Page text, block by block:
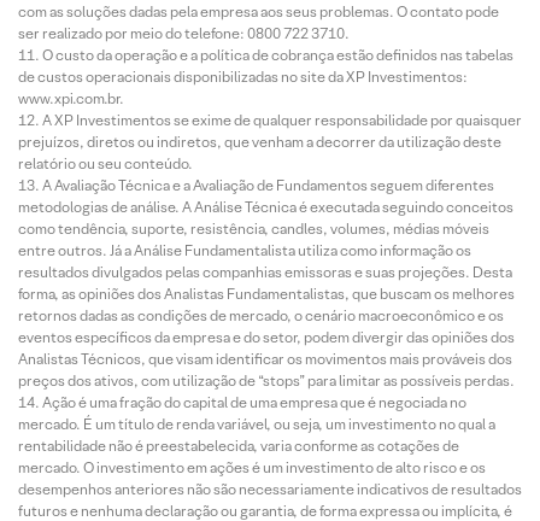
com as soluções dadas pela empresa aos seus problemas. O contato pode
ser realizado por meio do telefone: 0800 722 3710.
O custo da operação e a política de cobrança estão definidos nas tabelas
de custos operacionais disponibilizadas no site da XP Investimentos:
www.xpi.com.br.
A XP Investimentos se exime de qualquer responsabilidade por quaisquer
prejuízos, diretos ou indiretos, que venham a decorrer da utilização deste
relatório ou seu conteúdo.
A Avaliação Técnica e a Avaliação de Fundamentos seguem diferentes
metodologias de análise. A Análise Técnica é executada seguindo conceitos
como tendência, suporte, resistência, candles, volumes, médias móveis
entre outros. Já a Análise Fundamentalista utiliza como informação os
resultados divulgados pelas companhias emissoras e suas projeções. Desta
forma, as opiniões dos Analistas Fundamentalistas, que buscam os melhores
retornos dadas as condições de mercado, o cenário macroeconômico e os
eventos específicos da empresa e do setor, podem divergir das opiniões dos
Analistas Técnicos, que visam identificar os movimentos mais prováveis dos
preços dos ativos, com utilização de “stops” para limitar as possíveis perdas.
Ação é uma fração do capital de uma empresa que é negociada no
mercado. É um título de renda variável, ou seja, um investimento no qual a
rentabilidade não é preestabelecida, varia conforme as cotações de
mercado. O investimento em ações é um investimento de alto risco e os
desempenhos anteriores não são necessariamente indicativos de resultados
futuros e nenhuma declaração ou garantia, de forma expressa ou implícita, é